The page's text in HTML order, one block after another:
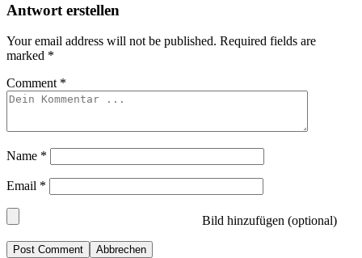
Antwort erstellen
Your email address will not be published. Required fields are
marked *
Comment *
Name *
Email *
Bild hinzufügen (optional)
Abbrechen